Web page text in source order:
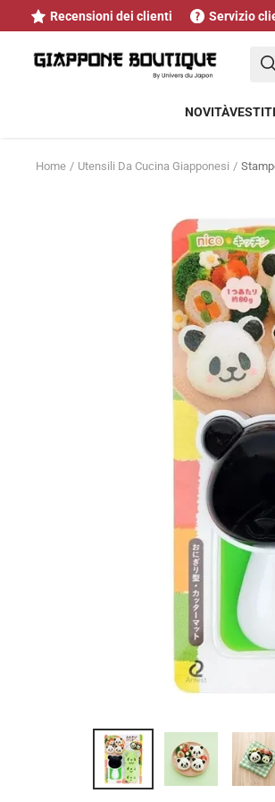
al
contenuto
Recensioni dei clienti Servizio
NOVITÀVESTITI
Home Utensili Da Cucina Giapponesi